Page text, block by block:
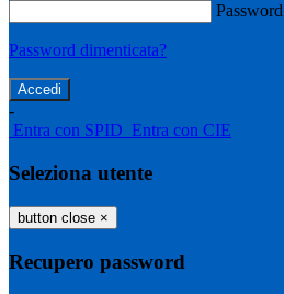
Password
Password dimenticata?
-
Entra con SPID Entra con CIE
Seleziona utente
button close ×
Recupero password